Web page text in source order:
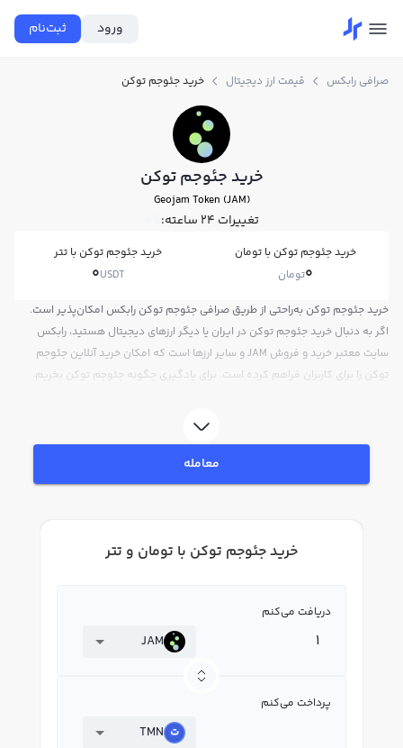
ورود ثبت‌نام
صرافی رابکس قیمت ارز دیجیتال خرید جئوجم توکن
خرید جئوجم توکن
Geojam Token (JAM)
تغییرات ۲۴ ساعته: 0%
خرید جئوجم توکن با تومان
0تومان
خرید جئوجم توکن با تتر
0USDT
خرید جئوجم توکن به‌راحتی از طریق صرافی جئوجم توکن رابکس امکان‌پذیر است.
اگر به دنبال خرید جئوجم توکن در ایران یا دیگر ارزهای دیجیتال هستید، رابکس
سایت معتبر خرید و فروش JAM و سایر ارزها است که امکان خرید آنلاین جئوجم
توکن را برای کاربران فراهم کرده است. برای یادگیری چگونه جئوجم توکن بخریم،
به خرید و فروش جئوجم توکن JAM بپردازید. در بازار رابکس، قیمت لحظه‌ای، نمودار و
امکانات فروش جئوجم توکن نیز در دسترس شما قرار دارد تا بتوانید تصمیمات بهتری
معامله
خرید جئوجم توکن با تومان و تتر
دریافت می‌کنم
JAM
پرداخت می‌کنم
TMN